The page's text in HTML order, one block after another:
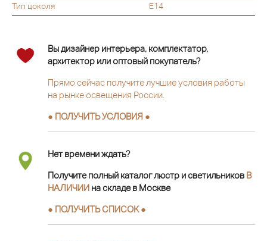
Тип цоколя
E14
Вы дизайнер интерьера, комплектатор,
архитектор или оптовый покупатель?
Прямо сейчас получите лучшие условия работы
на рынке освещения России.
● ПОЛУЧИТЬ УСЛОВИЯ ●
Нет времени ждать?
Получите полный каталог люстр и светильников В
НАЛИЧИИ на складе в Москве
● ПОЛУЧИТЬ СПИСОК ●